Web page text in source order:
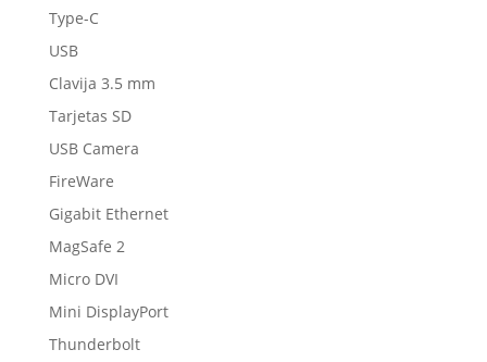
Type-C
USB
Clavija 3.5 mm
Tarjetas SD
USB Camera
FireWare
Gigabit Ethernet
MagSafe 2
Micro DVI
Mini DisplayPort
Thunderbolt